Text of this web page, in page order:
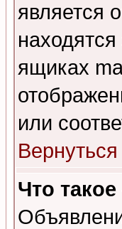
является
ящиках
или
Что